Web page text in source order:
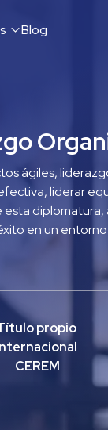
Blog
ágiles,
liderar
diplomatura,
en un
propio
CEREM